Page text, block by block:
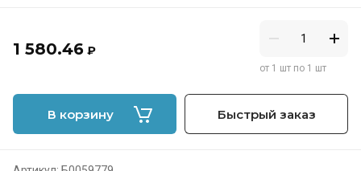
1 580.46 ₽
от 1 шт по 1 шт
В корзину Быстрый заказ